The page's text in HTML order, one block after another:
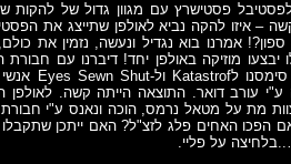
פסטישרץ עם מגוון גדול של להקות
אמרנו בוא נגדיל ונעשה, נזמין את
מת על מטאל נרמס, הוכה ונאנס ע"י
האחים פלג לזצ"ל? האם ייתכן שתקבלו
על פליי.